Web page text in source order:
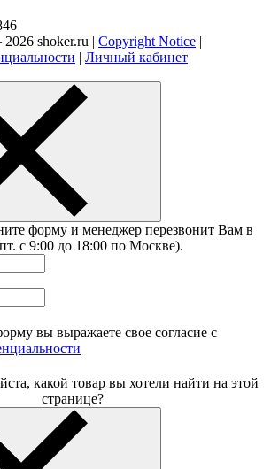
shoker.ru | Copyright Notice |
| Личный кабинет
форму и менеджер перезвонит Вам в
с 9:00 до 18:00 по Москве).
вы выражаете свое согласие с
какой товар вы хотели найти на этой
странице?